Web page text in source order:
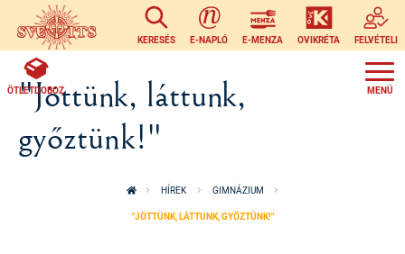
Ugrás a tartalomra
KERESÉS E-NAPLÓ E-MENZA OVIKRÉTA FELVÉTELI
ÖTLETDOBOZ
"Jöttünk, láttunk,
győztünk!"
HÍREK GIMNÁZIUM
"JÖTTÜNK, LÁTTUNK, GYŐZTÜNK!"